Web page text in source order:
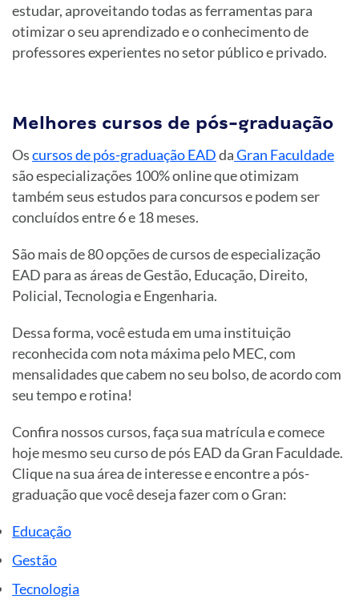
estudar, aproveitando todas as ferramentas para
otimizar o seu aprendizado e o conhecimento de
professores experientes no setor público e privado.
Melhores cursos de pós-graduação
Oscursos de pós-graduação EADdaGran Faculdade
são especializações 100% online que otimizam
também seus estudos para concursos e podem ser
concluídos entre 6 e 18 meses.
São mais de 80 opções de cursos de especialização
EAD para as áreas de Gestão, Educação, Direito,
Policial, Tecnologia e Engenharia.
Dessa forma, você estuda em uma instituição
reconhecida com nota máxima pelo MEC, com
mensalidades que cabem no seu bolso, de acordo com
seu tempo e rotina!
Confira nossos cursos, faça sua matrícula e comece
hoje mesmo seu curso de pós EAD da Gran Faculdade.
Clique na sua área de interesse e encontre a pós-
graduação que você deseja fazer com o Gran:
Educação
Gestão
Tecnologia